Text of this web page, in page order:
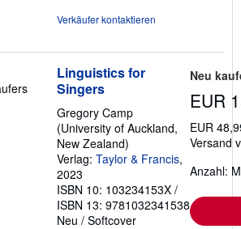
Verkäufer kontaktieren
Linguistics for
Singers
Gregory Camp
(University of Auckland,
New Zealand)
Verlag: Taylor & Francis,
2023
ISBN 10: 103234153X /
ISBN 13: 9781032341538
Neu / Softcover
Neu
EUR
EUR
Versand
Anzahl: